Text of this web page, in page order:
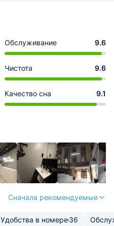
Обслуживание 9.6
Чистота 9.6
Качество сна 9.1
Сначала рекомендуемые
Удобства в номере36